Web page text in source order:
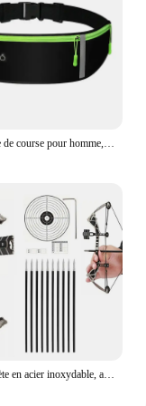
Mini arbalète en acier inoxydable, arc et flèche en métal, accessoires de chasse, tir à l'arc, loisirs soulignés, instituts de tir, divertissement, sport